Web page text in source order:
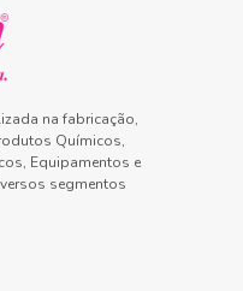
na fabricação,
Químicos,
Equipamentos e
segmentos